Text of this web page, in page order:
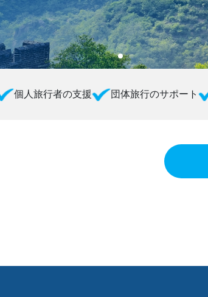
個人旅行者の支援 団体旅行のサポート